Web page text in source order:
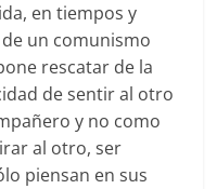
en tiempos y
un comunismo
rescatar de la
de sentir al otro
y no como
al otro, ser
piensan en sus